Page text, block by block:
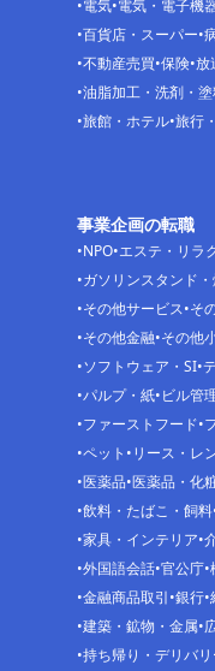
電気 電気・電子機
百貨店・スーパー
不動産売買 保険 放
油脂加工・洗剤・
旅館・ホテル 旅行
事業企画の転職
NPO エステ・リラ
ガソリンスタンド
その他サービス そ
その他金融 その他
ソフトウェア・SI
パルプ・紙 ビル管
ファーストフード
ペット リース・レ
医薬品 医薬品・化
飲料・たばこ・飼料
家具・インテリア
外国語会話 官公庁
金融商品取引 銀行
建築・鉱物・金属
持ち帰り・デリバリ